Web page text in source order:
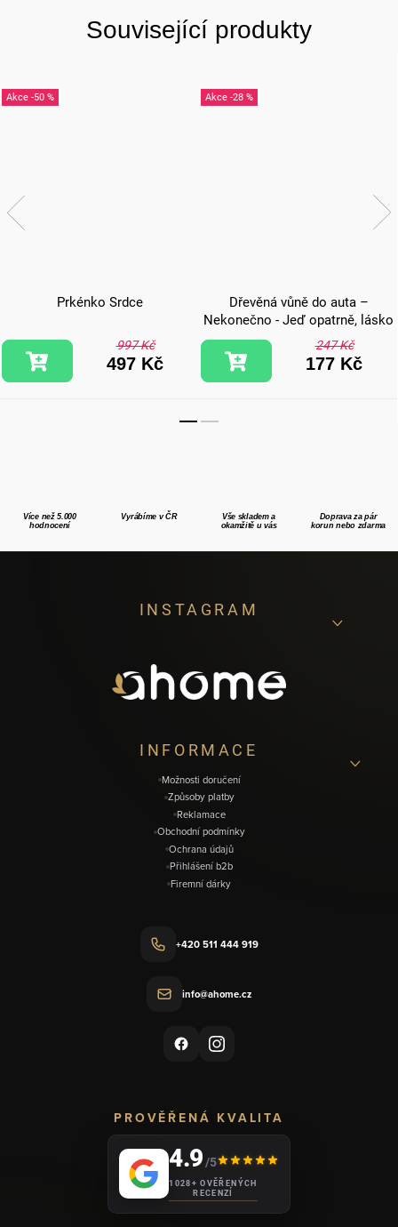
Související produkty
-50 %
Prkénko Srdce
997 Kč
497 Kč
-28 %
Dřevěná vůně do auta –
Nekonečno - Jeď opatrně, lásko
247 Kč
177 Kč
Více než 5.000
hodnocení
Vyrábíme v ČR
Vše skladem a
okamžitě u vás
Doprava za pár
korun nebo zdarma
INSTAGRAM
INFORMACE
Možnosti doručení
Způsoby platby
Reklamace
Obchodní podmínky
Ochrana údajů
Přihlášení b2b
Firemní dárky
+420 511 444 919
info@ahome.cz
PROVĚŘENÁ KVALITA
4.9/5
1028+ OVĚŘENÝCH
RECENZÍ